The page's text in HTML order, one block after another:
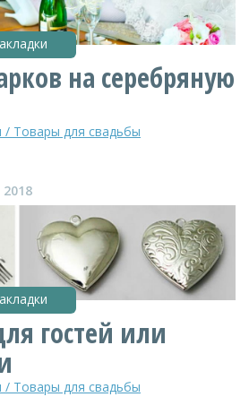
на серебряную
/ Товары для свадьбы
гостей или
/ Товары для свадьбы